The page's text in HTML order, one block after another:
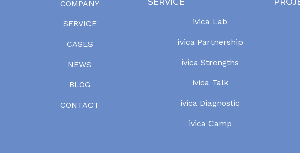
COMPANY
SERVICE
CASES
NEWS
BLOG
CONTACT
ivica Lab
ivica Partnership
ivica Strengths
ivica Talk
ivica Diagnostic
ivica Camp